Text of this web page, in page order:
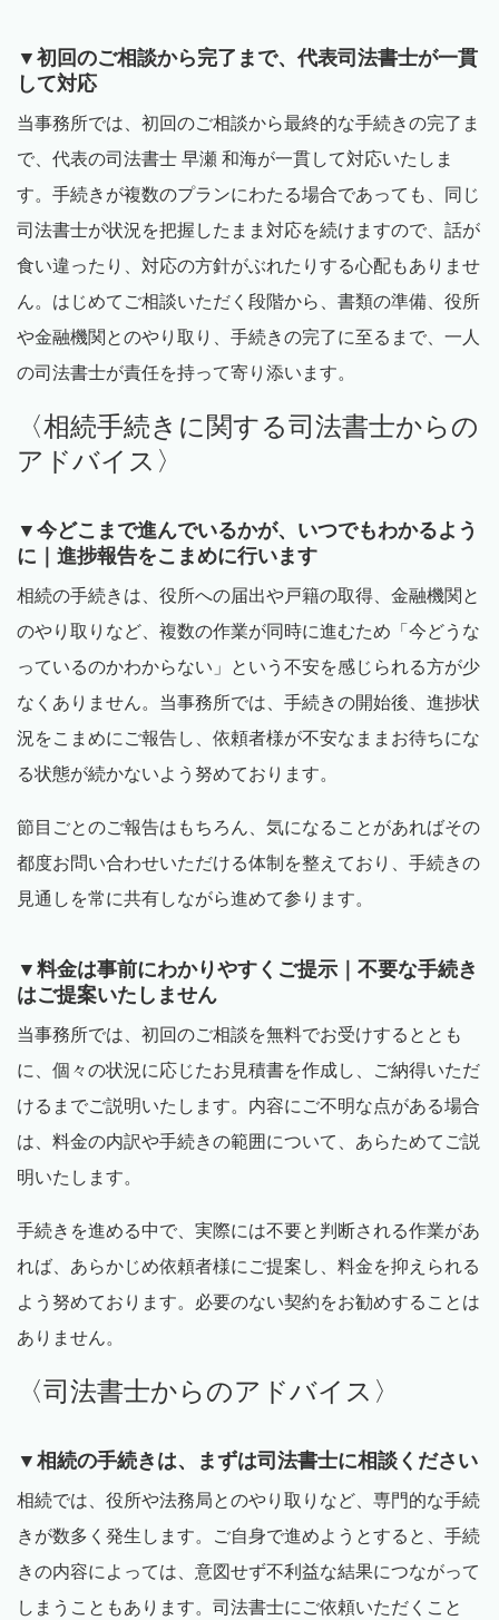
▼初回のご相談から完了まで、代表司法書士が一貫
して対応
当事務所では、初回のご相談から最終的な手続きの完了ま
で、代表の司法書士 早瀬 和海が一貫して対応いたしま
す。手続きが複数のプランにわたる場合であっても、同じ
司法書士が状況を把握したまま対応を続けますので、話が
食い違ったり、対応の方針がぶれたりする心配もありませ
ん。はじめてご相談いただく段階から、書類の準備、役所
や金融機関とのやり取り、手続きの完了に至るまで、一人
の司法書士が責任を持って寄り添います。
〈相続手続きに関する司法書士からの
アドバイス〉
▼今どこまで進んでいるかが、いつでもわかるよう
に｜進捗報告をこまめに行います
相続の手続きは、役所への届出や戸籍の取得、金融機関と
のやり取りなど、複数の作業が同時に進むため「今どうな
っているのかわからない」という不安を感じられる方が少
なくありません。当事務所では、手続きの開始後、進捗状
況をこまめにご報告し、依頼者様が不安なままお待ちにな
る状態が続かないよう努めております。
節目ごとのご報告はもちろん、気になることがあればその
都度お問い合わせいただける体制を整えており、手続きの
見通しを常に共有しながら進めて参ります。
▼料金は事前にわかりやすくご提示｜不要な手続き
はご提案いたしません
当事務所では、初回のご相談を無料でお受けするととも
に、個々の状況に応じたお見積書を作成し、ご納得いただ
けるまでご説明いたします。内容にご不明な点がある場合
は、料金の内訳や手続きの範囲について、あらためてご説
明いたします。
手続きを進める中で、実際には不要と判断される作業があ
れば、あらかじめ依頼者様にご提案し、料金を抑えられる
よう努めております。必要のない契約をお勧めすることは
ありません。
〈司法書士からのアドバイス〉
▼相続の手続きは、まずは司法書士に相談ください
相続では、役所や法務局とのやり取りなど、専門的な手続
きが数多く発生します。ご自身で進めようとすると、手続
きの内容によっては、意図せず不利益な結果につながって
しまうこともあります。司法書士にご依頼いただくこと